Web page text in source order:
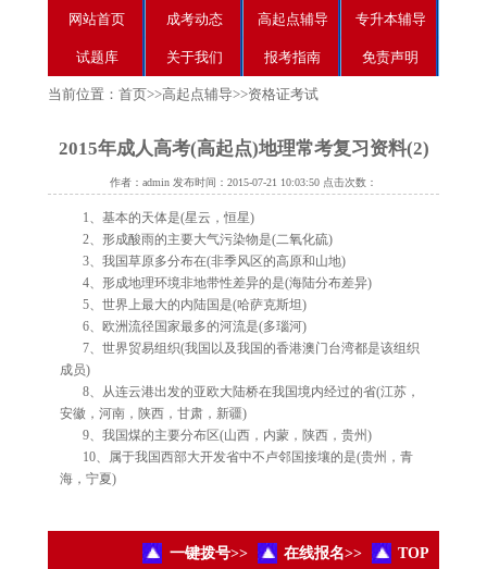
网站首页 成考动态 高起点辅导 专升本辅导
试题库 关于我们 报考指南 免责声明
当前位置： 首页>>高起点辅导>>资格证考试
2015年成人高考(高起点)地理常考复习资料(2)
作者：admin 发布时间：2015-07-21 10:03:50 点击次数：
1、基本的天体是(星云，恒星)
2、形成酸雨的主要大气污染物是(二氧化硫)
3、我国草原多分布在(非季风区的高原和山地)
4、形成地理环境非地带性差异的是(海陆分布差异)
5、世界上最大的内陆国是(哈萨克斯坦)
6、欧洲流径国家最多的河流是(多瑙河)
7、世界贸易组织(我国以及我国的香港澳门台湾都是该组织
成员)
8、从连云港出发的亚欧大陆桥在我国境内经过的省(江苏，
安徽，河南，陕西，甘肃，新疆)
9、我国煤的主要分布区(山西，内蒙，陕西，贵州)
10、属于我国西部大开发省中不卢邻国接壤的是(贵州，青
海，宁夏)
TOP
在线报名>>
一键拨号>>